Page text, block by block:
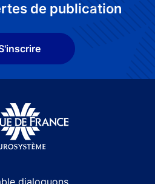
de publication
dialoguons